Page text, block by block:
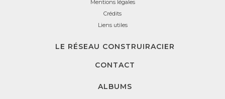
Mentions légales
Crédits
Liens utiles
LE RÉSEAU CONSTRUIRACIER
CONTACT
ALBUMS